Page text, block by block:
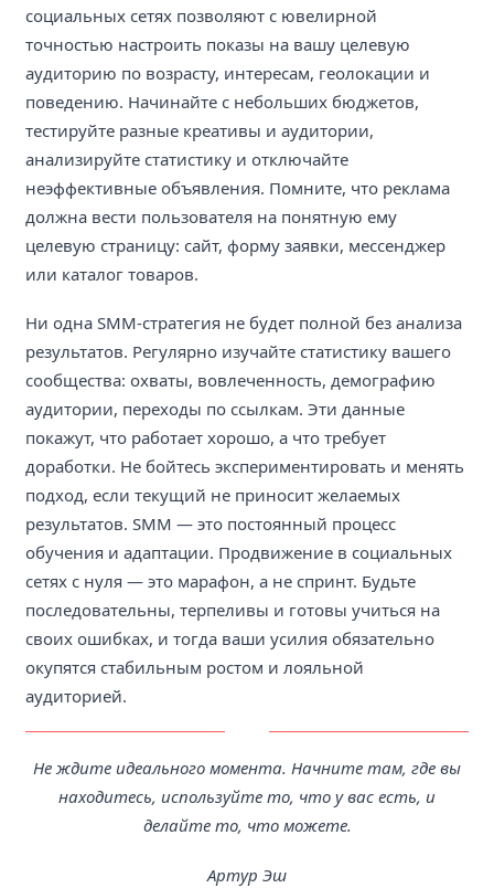
социальных сетях позволяют с ювелирной
точностью настроить показы на вашу целевую
аудиторию по возрасту, интересам, геолокации и
поведению. Начинайте с небольших бюджетов,
тестируйте разные креативы и аудитории,
анализируйте статистику и отключайте
неэффективные объявления. Помните, что реклама
должна вести пользователя на понятную ему
целевую страницу: сайт, форму заявки, мессенджер
или каталог товаров.
Ни одна SMM-стратегия не будет полной без анализа
результатов. Регулярно изучайте статистику вашего
сообщества: охваты, вовлеченность, демографию
аудитории, переходы по ссылкам. Эти данные
покажут, что работает хорошо, а что требует
доработки. Не бойтесь экспериментировать и менять
подход, если текущий не приносит желаемых
результатов. SMM — это постоянный процесс
обучения и адаптации. Продвижение в социальных
сетях с нуля — это марафон, а не спринт. Будьте
последовательны, терпеливы и готовы учиться на
своих ошибках, и тогда ваши усилия обязательно
окупятся стабильным ростом и лояльной
аудиторией.
Не ждите идеального момента. Начните там, где вы
находитесь, используйте то, что у вас есть, и
делайте то, что можете.
Артур Эш